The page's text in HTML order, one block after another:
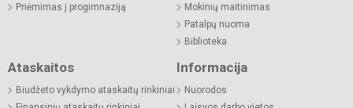
Priėmimas į progimnaziją
Mokinių maitinimas
Patalpų nuoma
Biblioteka
Ataskaitos
Biudžeto vykdymo ataskaitų rinkiniai
Informacija
Nuorodos